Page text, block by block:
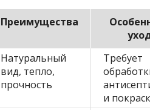
Преимущества
Натуральный
вид, тепло,
прочность
Требует
и